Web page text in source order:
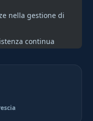
nella gestione di
continua